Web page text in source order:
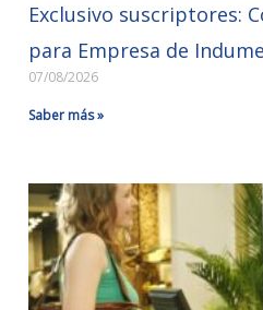
Exclusivo suscriptores:
para Empresa de
07/08/2026
Saber más »